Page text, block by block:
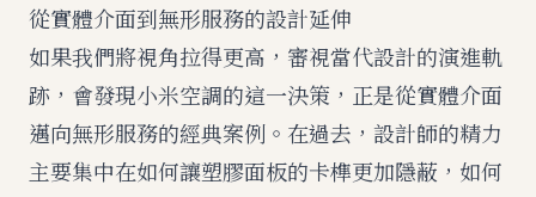
從實體介面到無形服務的設計延伸
如果我們將視角拉得更高，審視當代設計的演進軌
跡，會發現小米空調的這一決策，正是從實體介面
邁向無形服務的經典案例。在過去，設計師的精力
主要集中在如何讓塑膠面板的卡榫更加隱蔽，如何